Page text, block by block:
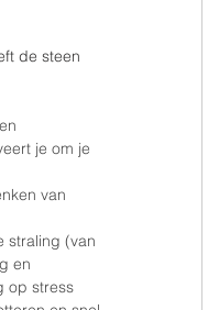
de steen
je om je
van
straling (van
en
op stress